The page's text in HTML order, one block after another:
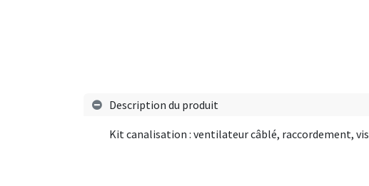
Description du produit
Kit canalisation : ventilateur câblé, raccordement, vis